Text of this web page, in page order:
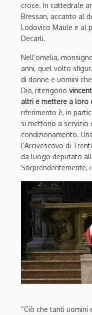
croce. In cattedrale
Bressan, accanto al
Lodovico Maule e al
Decarli.
Nell’omelia,
anni, quel volto
di donne e uomini
Dio, ritengono
altri e mettere a loro
riferimento è, in
si mettono a servizio
condizionamento.
l’Arcivescovo di
da luogo deputato
Sorprendentemente,
“Ciò che tanti